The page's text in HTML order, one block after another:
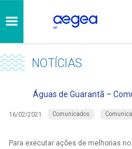
NOTÍCIAS
Águas de Guarantã –
16/02/2021 Comunicados
Para executar ações de melhorias